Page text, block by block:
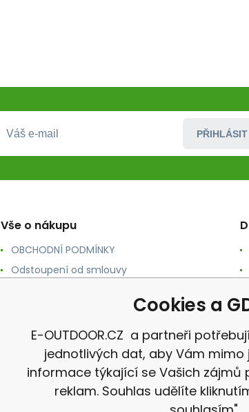
PŘIHLÁSIT
Vše o nákupu
OBCHODNÍ PODMÍNKY
Odstoupení od smlouvy
Ochrana osobních údajů
Cookies a
E-OUTDOOR.CZ a partneři
jednotlivých dat, aby Vám mimo
informace týkající se Vašich zájmů
reklam. Souhlas udělíte